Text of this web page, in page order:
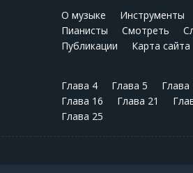
О музыке Инструменты
Пианисты
Смотреть
Публикации
Карта сайта
Глава 4 Глава 5 Глава
Глава 16
Глава 21
Глава 25